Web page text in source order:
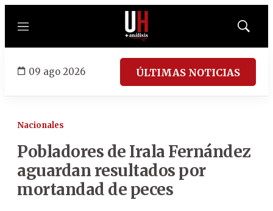
Menú
Mostrar
09 ago 2026 ÚLTIMAS NOTICIAS
Nacionales
Pobladores de Irala Fernández
aguardan resultados por
mortandad de peces